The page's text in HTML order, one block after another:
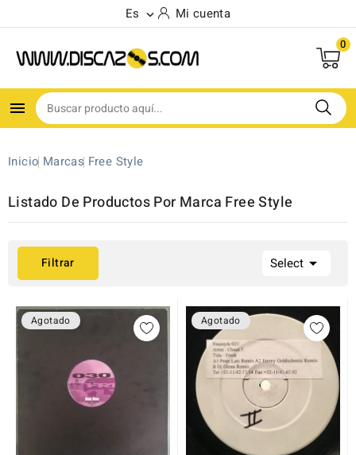
Es  Mi cuenta
0

Inicio Marcas Free Style
Listado De Productos Por Marca Free Style
Filtrar
(2)
Select 
Agotado Agotado